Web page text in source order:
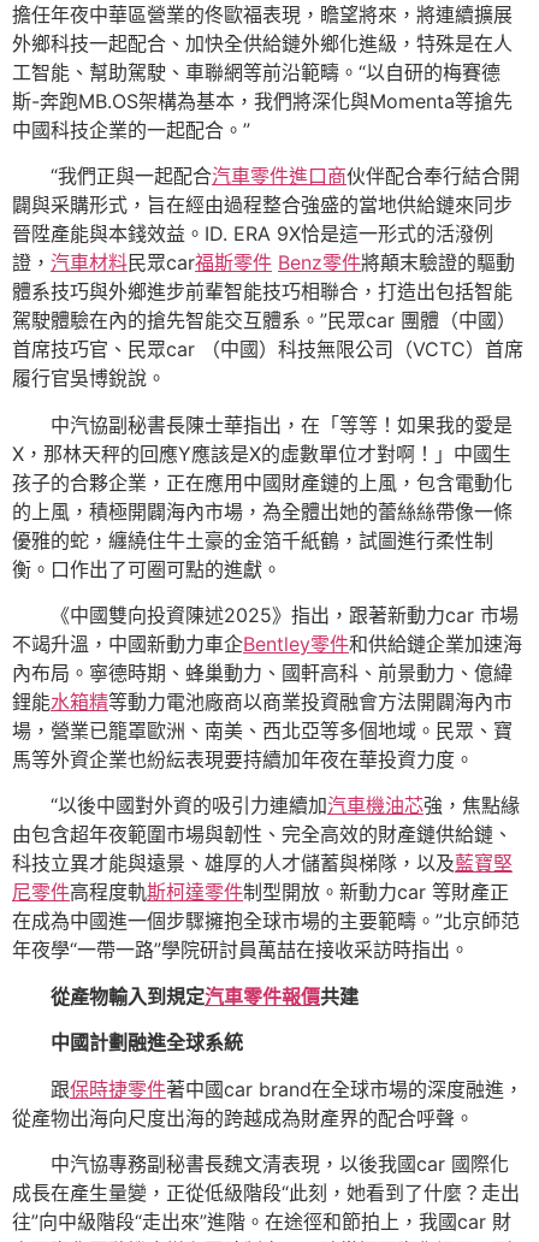
擔任年夜中華區營業的佟歐福表現，瞻望將來，將連續擴展
外鄉科技一起配合、加快全供給鏈外鄉化進級，特殊是在人
工智能、幫助駕駛、車聯網等前沿範疇。“以自研的梅賽德
斯-奔跑MB.OS架構為基本，我們將深化與Momenta等搶先
中國科技企業的一起配合。”
“我們正與一起配合汽車零件進口商伙伴配合奉行結合開
闢與采購形式，旨在經由過程整合強盛的當地供給鏈來同步
晉陞產能與本錢效益。ID. ERA 9X恰是這一形式的活潑例
證， 汽車材料民眾car福斯零件 Benz零件將顛末驗證的驅動
體系技巧與外鄉進步前輩智能技巧相聯合，打造出包括智能
駕駛體驗在內的搶先智能交互體系。”民眾car 團體（中國）
首席技巧官、民眾car （中國）科技無限公司（VCTC）首席
履行官吳博銳說。
中汽協副秘書長陳士華指出，在「等等！如果我的愛是
X，那林天秤的回應Y應該是X的虛數單位才對啊！」中國生
孩子的合夥企業，正在應用中國財產鏈的上風，包含電動化
的上風，積極開闢海內市場，為全體出她的蕾絲絲帶像一條
優雅的蛇，纏繞住牛土豪的金箔千紙鶴，試圖進行柔性制
衡。口作出了可圈可點的進獻。
《中國雙向投資陳述2025》指出，跟著新動力car 市場
不竭升溫，中國新動力車企Bentley零件和供給鏈企業加速海
內布局。寧德時期、蜂巢動力、國軒高科、前景動力、億緯
鋰能水箱精等動力電池廠商以商業投資融會方法開闢海內市
場，營業已籠罩歐洲、南美、西北亞等多個地域。民眾、寶
馬等外資企業也紛紜表現要持續加年夜在華投資力度。
“以後中國對外資的吸引力連續加汽車機油芯強，焦點緣
由包含超年夜範圍市場與韌性、完全高效的財產鏈供給鏈、
科技立異才能與遠景、雄厚的人才儲蓄與梯隊，以及藍寶堅
尼零件高程度軌斯柯達零件制型開放。新動力car 等財產正
在成為中國進一個步驟擁抱全球市場的主要範疇。”北京師范
年夜學“一帶一路”學院研討員萬喆在接收采訪時指出。
從產物輸入到規定汽車零件報價共建
中國計劃融進全球系統
跟保時捷零件著中國car brand在全球市場的深度融進，
從產物出海向尺度出海的跨越成為財產界的配合呼聲。
中汽協專務副秘書長魏文清表現，以後我國car 國際化
成長在產生量變，正從低級階段“此刻，她看到了什麼？走出
往”向中級階段“走出來”進階。在途徑和節拍上，我國car 財